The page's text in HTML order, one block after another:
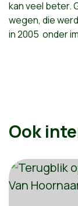
kan veel beter.
wegen, die
in 2005 onder
Ook